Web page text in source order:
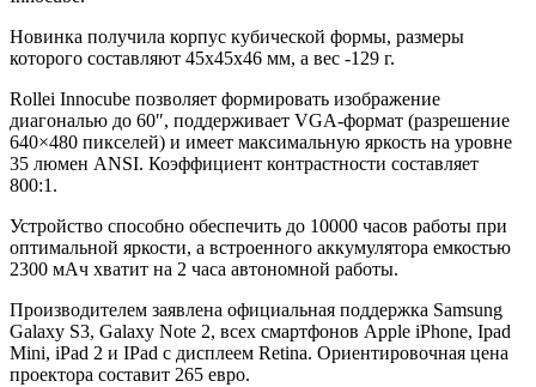
Новинка получила корпус кубической формы, размеры
которого составляют 45x45x46 мм, а вес -129 г.
Rollei Innocube позволяет формировать изображение
диагональю до 60″, поддерживает VGA-формат (разрешение
640×480 пикселей) и имеет максимальную яркость на уровне
35 люмен ANSI. Коэффициент контрастности составляет
800:1.
Устройство способно обеспечить до 10000 часов работы при
оптимальной яркости, а встроенного аккумулятора емкостью
2300 мАч хватит на 2 часа автономной работы.
Производителем заявлена официальная поддержка Samsung
Galaxy S3, Galaxy Note 2, всех смартфонов Apple iPhone, Ipad
Mini, iPad 2 и IPad с дисплеем Retina. Ориентировочная цена
проектора составит 265 евро.